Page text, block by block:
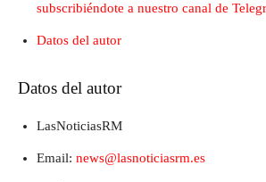
subscribiéndote a nuestro canal de
Datos del autor
Datos del autor
LasNoticiasRM
Email: news@lasnoticiasrm.es